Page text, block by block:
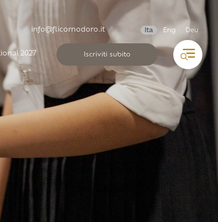
info@flicornodoro.it Ita Eng Deu
2027 Iscriviti subito